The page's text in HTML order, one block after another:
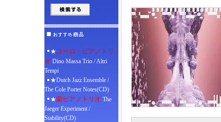
★ユーロ・ピアノトリ
オ Dino Massa Trio / Altri
Tempi
★Dutch Jazz Ensemble /
The Cole Porter Notes(CD)
★蘭ピアノトリオ The
Jaeger Experiment /
Stability(CD)